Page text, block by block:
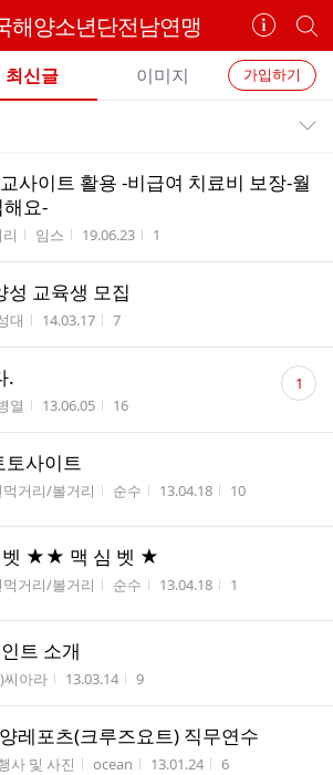
해양소년단전남연맹
카
페
정
보
개
별
카
페
검
가입하기
최신글 이미지
사이트 활용 -비급여 치료비 보장-월
요-
작성자
임스 작성시간
19.06.23 조회수
1
성 교육생 모집
자
대 작성시간
14.03.17 조회수
7
.
자
열 작성시간
13.06.05 조회수
16
댓
글 1
토사이트
거리/볼거리 작성자
순수 작성시간
13.04.18 조회수
10
벳 ★★ 맥 심 벳 ★
거리/볼거리 작성자
순수 작성시간
13.04.18 조회수
1
트 소개
자
씨아라 작성시간
13.03.14 조회수
9
레포츠(크루즈요트) 직무연수
사 및 사진 작성자
ocean 작성시간
13.01.24 조회수
6